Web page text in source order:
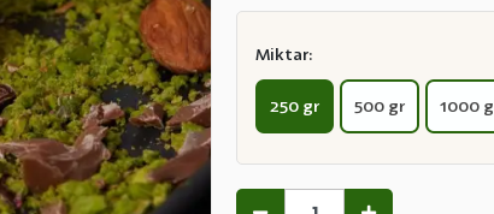
Miktar:
250 gr 500 gr 1000